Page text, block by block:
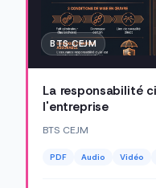
BTS CEJM
La responsabilité
l'entreprise
BTS CEJM
PDF Audio Vidéo